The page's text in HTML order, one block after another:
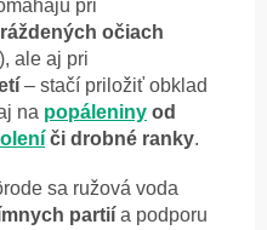
pri
očiach
ale aj pri
– stačí priložiť obklad
na popáleniny od
či drobné ranky.
sa ružová voda
partií a podporu